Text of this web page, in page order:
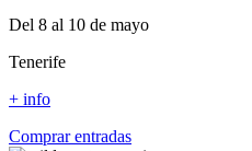
Del 8 al 10 de mayo
Tenerife
+ info
Comprar entradas